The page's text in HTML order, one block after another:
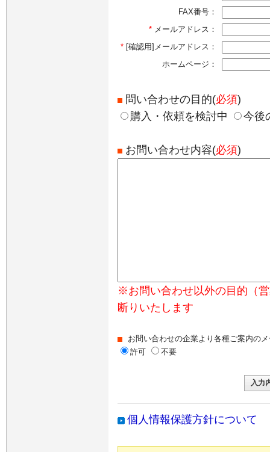
FAX番号：
* メールアドレス：
* [確認用]メールアドレス：
ホームページ：
問い合わせの目的(必須)
購入・依頼を検討中
今後
お問い合わせ内容(必須)
※お問い合わせ以外の目的（
断りいたします
お問い合わせの企業より各種ご案内の
許可
不要
個人情報保護方針について